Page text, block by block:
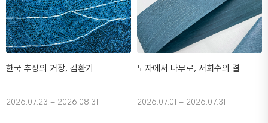
한국 추상의 거장, 김환기
2026.07.23 – 2026.08.31
도자에서 나무로, 서희수의 결
2026.07.01 – 2026.07.31